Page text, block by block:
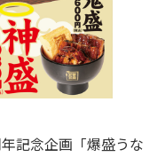
記念企画「爆盛うな